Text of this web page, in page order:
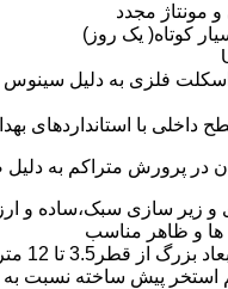
و مونتاژ مجدد
کوتاه( یک روز)
فلزی به دلیل
داخلی با استانداردهای
در پرورش متراکم به
زیر سازی سبک،ساده و
ها و ظاهر مناسب
تا 12 متر و ارتفاع 1.2 تا 2.2 متر
استخر پیش ساخته نسبت به